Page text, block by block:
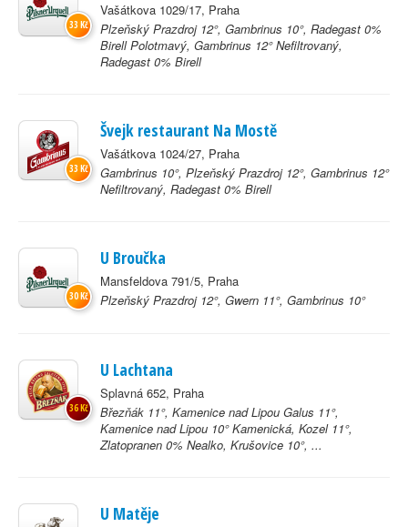
Vašátkova 1029/17, Praha
Plzeňský Prazdroj 12°, Gambrinus 10°, Radegast 0%
Birell Polotmavý, Gambrinus 12° Nefiltrovaný,
Radegast 0% Birell
33 Kč
Švejk restaurant Na Mostě
Vašátkova 1024/27, Praha
Gambrinus 10°, Plzeňský Prazdroj 12°, Gambrinus 12°
Nefiltrovaný, Radegast 0% Birell
33 Kč
U Broučka
Mansfeldova 791/5, Praha
Plzeňský Prazdroj 12°, Gwern 11°, Gambrinus 10°
30 Kč
U Lachtana
Splavná 652, Praha
Březňák 11°, Kamenice nad Lipou Galus 11°,
Kamenice nad Lipou 10° Kamenická, Kozel 11°,
Zlatopranen 0% Nealko, Krušovice 10°, ...
36 Kč
U Matěje